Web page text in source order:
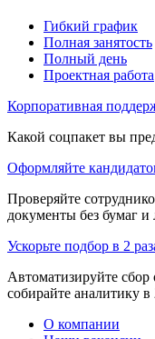
Гибкий график
Полная занятость
Полный день
Проектная работа
Корпоративная
Какой соцпакет вы
Оформляйте
Проверяйте
документы без бумаг
Ускорьте подбор в 2
Автоматизируйте сбор
собирайте аналитику в
О компании